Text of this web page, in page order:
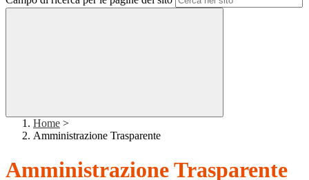
Home >
Amministrazione Trasparente
Amministrazione Trasparente